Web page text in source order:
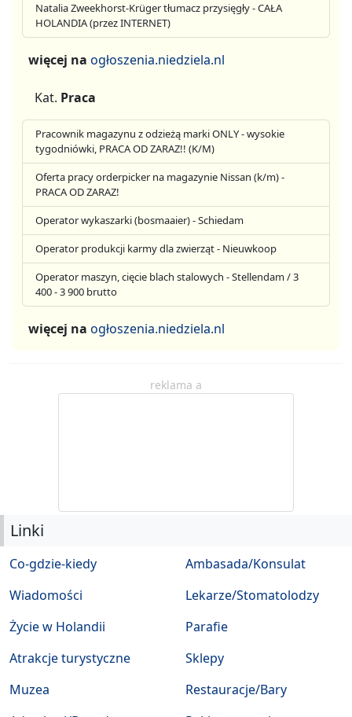
Natalia Zweekhorst-Krüger tłumacz przysięgły - CAŁA
HOLANDIA (przez INTERNET)
więcej na ogłoszenia.niedziela.nl
Kat. Praca
Pracownik magazynu z odzieżą marki ONLY - wysokie
tygodniówki, PRACA OD ZARAZ!! (K/M)
Oferta pracy orderpicker na magazynie Nissan (k/m) -
PRACA OD ZARAZ!
Operator wykaszarki (bosmaaier) - Schiedam
Operator produkcji karmy dla zwierząt - Nieuwkoop
Operator maszyn, cięcie blach stalowych - Stellendam / 3
400 - 3 900 brutto
więcej na ogłoszenia.niedziela.nl
reklama a
Linki
Co-gdzie-kiedy
Wiadomości
Życie w Holandii
Atrakcje turystyczne
Muzea
Ambasada/Konsulat
Lekarze/Stomatolodzy
Parafie
Sklepy
Restauracje/Bary